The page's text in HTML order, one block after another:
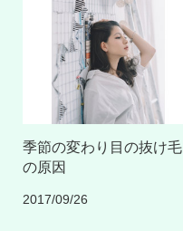
季節の変わり目の抜け毛
の原因
2017/09/26